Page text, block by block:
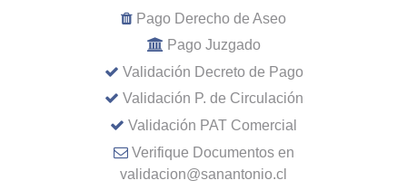
Pago Derecho de Aseo
Pago Juzgado
Validación Decreto de Pago
Validación P. de Circulación
Validación PAT Comercial
Verifique Documentos en
validacion@sanantonio.cl